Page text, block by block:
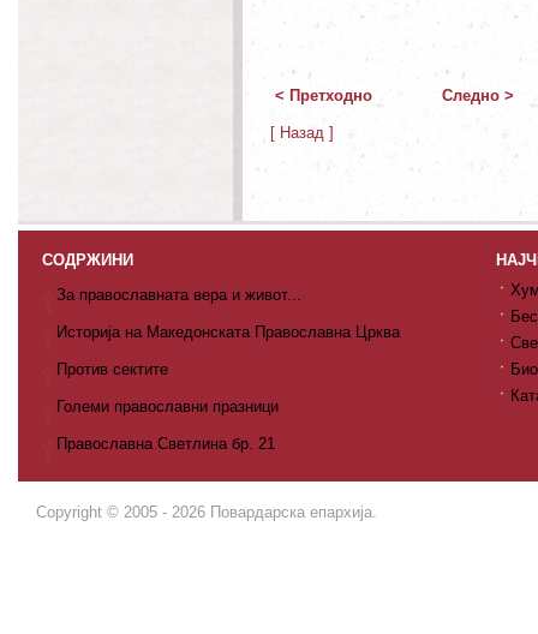
< Претходно Следно >
[ Назад ]
СОДРЖИНИ
За православната вера и живот...
Историја на Македонската Православна Црква
Против сектите
Големи православни празници
Православна Светлина бр. 21
Copyright © 2005 - 2026 Повардарска епархија.